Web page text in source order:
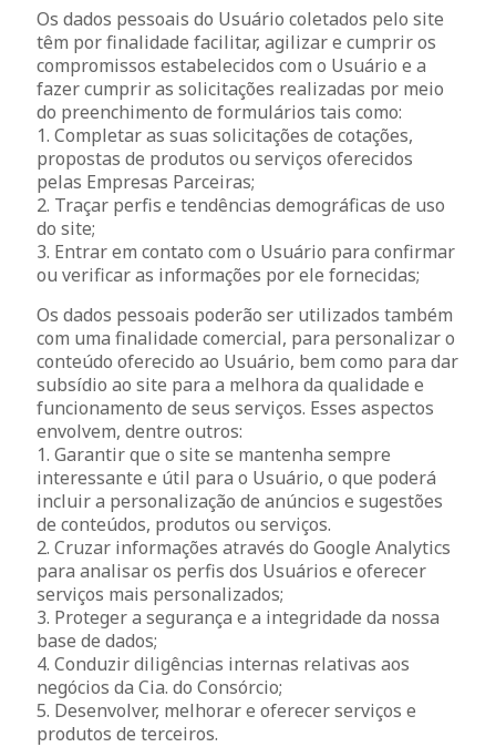
Os dados pessoais do Usuário coletados pelo site
têm por finalidade facilitar, agilizar e cumprir os
compromissos estabelecidos com o Usuário e a
fazer cumprir as solicitações realizadas por meio
do preenchimento de formulários tais como:
1. Completar as suas solicitações de cotações,
propostas de produtos ou serviços oferecidos
pelas Empresas Parceiras;
2. Traçar perfis e tendências demográficas de uso
do site;
3. Entrar em contato com o Usuário para confirmar
ou verificar as informações por ele fornecidas;
Os dados pessoais poderão ser utilizados também
com uma finalidade comercial, para personalizar o
conteúdo oferecido ao Usuário, bem como para dar
subsídio ao site para a melhora da qualidade e
funcionamento de seus serviços. Esses aspectos
envolvem, dentre outros:
1. Garantir que o site se mantenha sempre
interessante e útil para o Usuário, o que poderá
incluir a personalização de anúncios e sugestões
de conteúdos, produtos ou serviços.
2. Cruzar informações através do Google Analytics
para analisar os perfis dos Usuários e oferecer
serviços mais personalizados;
3. Proteger a segurança e a integridade da nossa
base de dados;
4. Conduzir diligências internas relativas aos
negócios da Cia. do Consórcio;
5. Desenvolver, melhorar e oferecer serviços e
produtos de terceiros.